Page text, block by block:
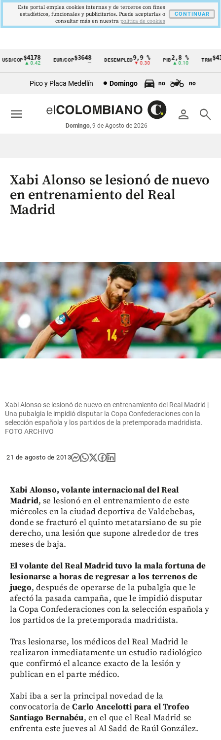
Cintillo
económicos
Colombia
COP$4178
▲ 0.42
EUR/COP$3648 DESEMPLEO 9,9 %
▼ 0.30
PIB2,8 %
▲ 0.10
TRM
Pico y Placa Medellín Domingo no no
person search
Domingo, 9 de Agosto de 2026
menu
Xabi Alonso se lesionó de nuevo
en entrenamiento del Real
Madrid
Xabi Alonso se lesionó de nuevo en entrenamiento del Real Madrid |
Una pubalgia le impidió disputar la Copa Confederaciones con la
selección española y los partidos de la pretemporada madridista.
FOTO ARCHIVO
21 de agosto de 2013
Xabi Alonso, volante internacional del Real
Madrid, se lesionó en el entrenamiento de este
miércoles en la ciudad deportiva de Valdebebas,
donde se fracturó el quinto metatarsiano de su pie
derecho, una lesión que supone alrededor de tres
meses de baja.
El volante del Real Madrid tuvo la mala fortuna de
lesionarse a horas de regresar a los terrenos de
juego, después de operarse de la pubalgia que le
afectó la pasada campaña, que le impidió disputar
la Copa Confederaciones con la selección española y
los partidos de la pretemporada madridista.
Tras lesionarse, los médicos del Real Madrid le
realizaron inmediatamente un estudio radiológico
que confirmó el alcance exacto de la lesión y
publican en el parte médico.
Xabi iba a ser la principal novedad de la
convocatoria de Carlo Ancelotti para el Trofeo
Santiago Bernabéu, en el que el Real Madrid se
enfrenta este jueves al Al Sadd de Raúl González.
Este portal emplea cookies internas y de terceros con fines
estadísticos, funcionales y publicitarios. Puede aceptarlas o
consultar más en nuestra politica de cookies
CONTINUAR